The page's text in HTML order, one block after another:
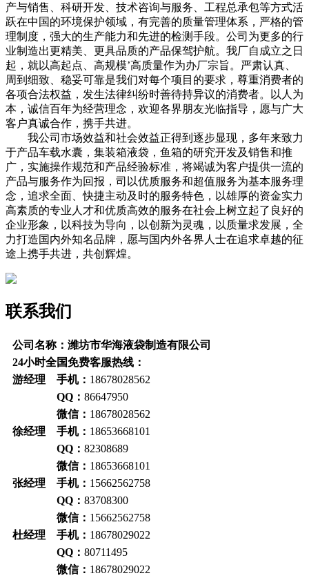
产与销售、科研开发、技术咨询与服务、工程总承包等方式活
跃在中国的环境保护领域，有完善的质量管理体系，严格的管
理制度，强大的生产能力和先进的检测手段。公司为更多的行
业制造出更精美、更具品质的产品保驾护航。我厂自成立之日
起，就以高起点、高规模’高质量作为办厂宗旨。严肃认真、
周到细致、稳妥可靠是我们对每个项目的要求，尊重消费者的
各项合法权益，发生法律纠纷时善待持异议的消费者。以人为
本，诚信百年为经营理念，欢迎各界朋友光临指导，愿与广大
客户真诚合作，携手共进。
我公司市场效益和社会效益正得到逐步显现，多年来致力
于产品车载水囊，集装箱液袋，鱼箱的研究开发及销售和推
广，实施操作规范和产品经验标准，将竭诚为客户提供一流的
产品与服务作为回报，司以优质服务和超值服务为基本服务理
念，追求全面、快捷主动及时的服务特色，以雄厚的资金实力
高素质的专业人才和优质高效的服务在社会上树立起了良好的
企业形象，以科技为导向，以创新为灵魂，以质量求发展，全
力打造国内外知名品牌，愿与国内外各界人士在追求卓越的征
途上携手共进，共创辉煌。
联系我们
公司名称：潍坊市华海液袋制造有限公司
24小时全国免费客服热线：
游经理 手机： 18678028562
QQ： 86647950
微信： 18678028562
徐经理 手机： 18653668101
QQ： 82308689
微信： 18653668101
张经理 手机： 15662562758
QQ： 83708300
微信： 15662562758
杜经理 手机： 18678029022
QQ： 80711495
微信： 18678029022